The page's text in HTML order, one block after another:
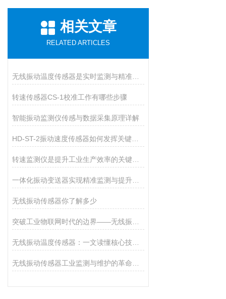
相关文章
RELATED ARTICLES
转速传感器CS-1校准工作有哪些步骤
智能振动监测仪传感与数据采集原理详解
无线振动传感器你了解多少